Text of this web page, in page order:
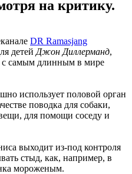
на критику.
DR Ramasjang
детей Джон Диллерманд,
с самым длинным в мире
использует половой орган
поводка для собаки,
для помощи соседу и
выходит из-под контроля
стыд, как, например, в
мороженым.